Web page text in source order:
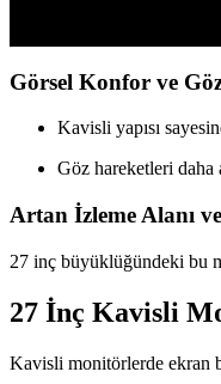
Görsel Konfor ve
Kavisli yapısı
Göz hareketleri daha
Artan İzleme Alanı
27 inç büyüklüğündeki bu
27 İnç Kavisli
Kavisli monitörlerde ekran